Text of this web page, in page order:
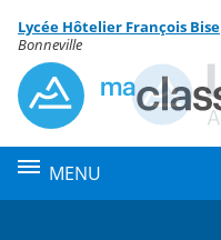
Menu de la rubrique
Contenu
Lycée Hôtelier François Bise
Bonneville
MENU